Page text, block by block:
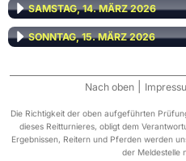
SAMSTAG, 14. MÄRZ 2026
SONNTAG, 15. MÄRZ 2026
Nach oben
Die Richtigkeit der oben aufgeführten
dieses Reitturnieres, obligt dem
Ergebnissen, Reitern und Pferden werden
der Meldestelle